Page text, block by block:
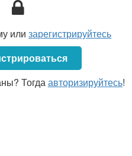
илизарегистрируйтесь
Тогдаавторизируйтесь!